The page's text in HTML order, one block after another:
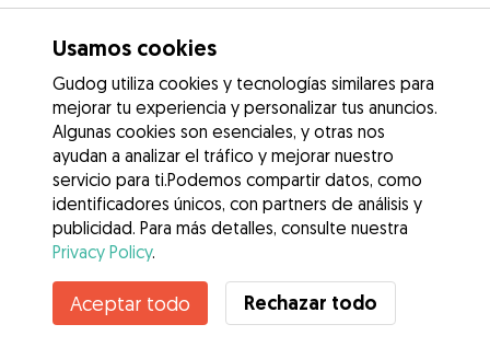
Usamos cookies
Gudog utiliza cookies y tecnologías similares para
mejorar tu experiencia y personalizar tus anuncios.
Algunas cookies son esenciales, y otras nos
ayudan a analizar el tráfico y mejorar nuestro
servicio para ti.Podemos compartir datos, como
identificadores únicos, con partners de análisis y
publicidad. Para más detalles, consulte nuestra
Privacy Policy.
Aceptar todo Rechazar todo